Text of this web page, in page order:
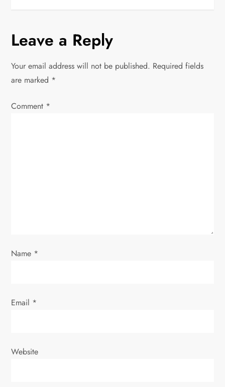
n
a
v
n
Leave a Reply
Your email address will not be published. Required fields
are marked *
Comment *
Name *
Email *
Website